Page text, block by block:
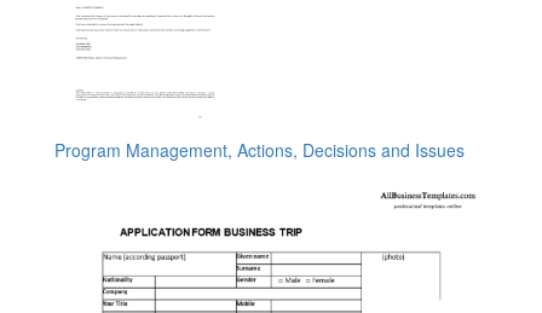
Program Management, Actions, Decisions and Issues